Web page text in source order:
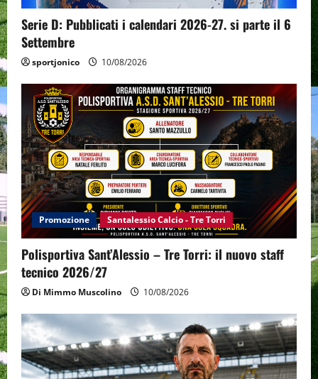
Serie D: Pubblicati i calendari 2026-27. si parte il 6
Settembre
sportjonico 10/08/2026
Promozione Santalessio Calcio - Tre Torri
Polisportiva Sant’Alessio – Tre Torri: il nuovo staff
tecnico 2026/27
Di Mimmo Muscolino 10/08/2026